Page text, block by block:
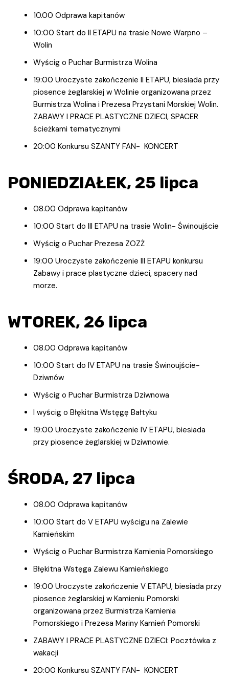
10.00 Odprawa kapitanów
10:00 Start do II ETAPU na trasie Nowe Warpno –
Wolin
Wyścig o Puchar Burmistrza Wolina
19:00 Uroczyste zakończenie II ETAPU, biesiada przy
piosence żeglarskiej w Wolinie organizowana przez
Burmistrza Wolina i Prezesa Przystani Morskiej Wolin.
ZABAWY I PRACE PLASTYCZNE DZIECI, SPACER
ścieżkami tematycznymi
20:00 Konkursu SZANTY FAN- KONCERT
PONIEDZIAŁEK, 25 lipca
08.00 Odprawa kapitanów
10:00 Start do III ETAPU na trasie Wolin- Świnoujście
Wyścig o Puchar Prezesa ZOZŻ
19:00 Uroczyste zakończenie III ETAPU konkursu
Zabawy i prace plastyczne dzieci, spacery nad
morze.
WTOREK, 26 lipca
08.00 Odprawa kapitanów
10:00 Start do IV ETAPU na trasie Świnoujście-
Dziwnów
Wyścig o Puchar Burmistrza Dziwnowa
I wyścig o Błękitna Wstęgę Bałtyku
19:00 Uroczyste zakończenie IV ETAPU, biesiada
przy piosence żeglarskiej w Dziwnowie.
ŚRODA, 27 lipca
08.00 Odprawa kapitanów
10:00 Start do V ETAPU wyścigu na Zalewie
Kamieńskim
Wyścig o Puchar Burmistrza Kamienia Pomorskiego
Błękitna Wstęga Zalewu Kamieńskiego
19:00 Uroczyste zakończenie V ETAPU, biesiada przy
piosence żeglarskiej w Kamieniu Pomorski
organizowana przez Burmistrza Kamienia
Pomorskiego i Prezesa Mariny Kamień Pomorski
ZABAWY I PRACE PLASTYCZNE DZIECI: Pocztówka z
wakacji
20:00 Konkursu SZANTY FAN- KONCERT